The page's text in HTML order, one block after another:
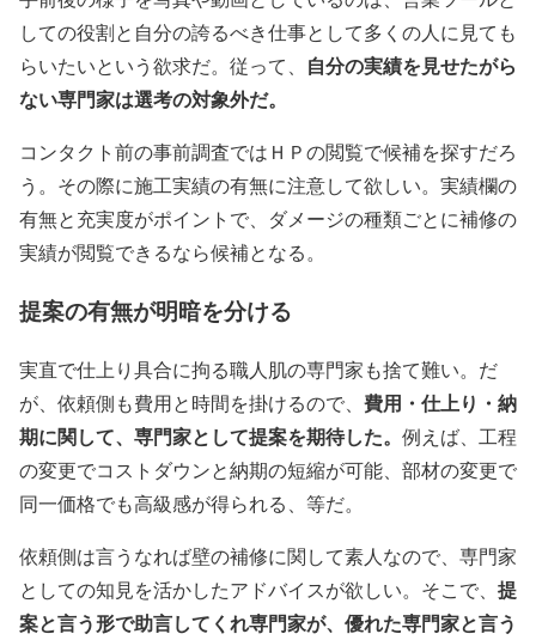
しての役割と自分の誇るべき仕事として多くの人に見ても
らいたいという欲求だ。従って、 自分の実績を見せたがら
ない専門家は選考の対象外だ。
コンタクト前の事前調査ではＨＰの閲覧で候補を探すだろ
う。その際に施工実績の有無に注意して欲しい。実績欄の
有無と充実度がポイントで、ダメージの種類ごとに補修の
実績が閲覧できるなら候補となる。
提案の有無が明暗を分ける
実直で仕上り具合に拘る職人肌の専門家も捨て難い。だ
が、依頼側も費用と時間を掛けるので、 費用・仕上り・納
期に関して、専門家として提案を期待した。 例えば、工程
の変更でコストダウンと納期の短縮が可能、部材の変更で
同一価格でも高級感が得られる、等だ。
依頼側は言うなれば壁の補修に関して素人なので、専門家
としての知見を活かしたアドバイスが欲しい。そこで、 提
案と言う形で助言してくれ専門家が、優れた専門家と言う